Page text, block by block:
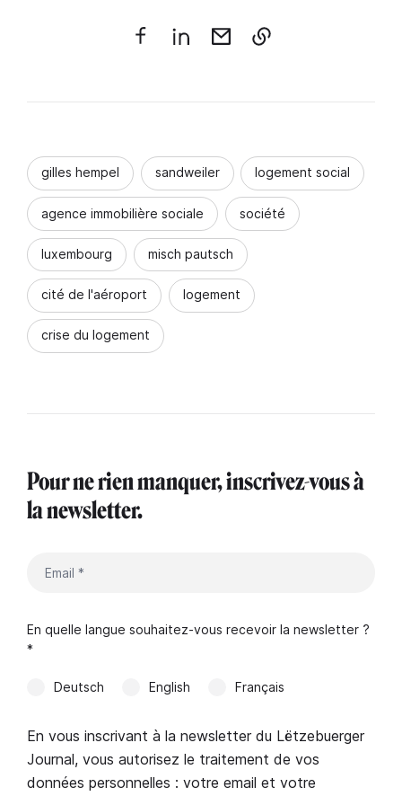
gilles hempel sandweiler logement social
agence immobilière sociale société
luxembourg misch pautsch
cité de l'aéroport logement
crise du logement
Pour ne rien manquer, inscrivez-vous à
la newsletter.
En quelle langue souhaitez-vous recevoir la newsletter ?
*
Deutsch English Français
En vous inscrivant à la newsletter du Lëtzebuerger
Journal, vous autorisez le traitement de vos
données personnelles : votre email et votre